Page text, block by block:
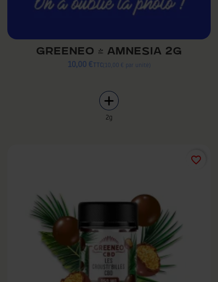
GREENEO - AMNESIA 2G
10,00 € TTC 10,00 € par unité
2g
favorite_border